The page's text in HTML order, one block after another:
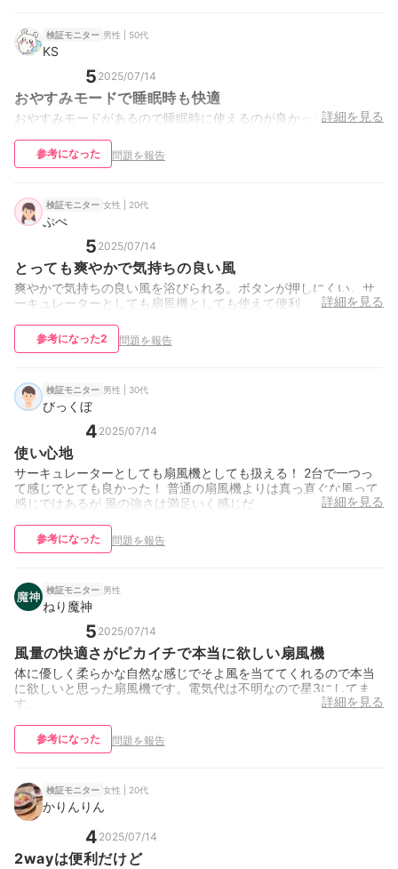
検証モニター 男性 | 50代
KS
5 2025/07/14
おやすみモードで睡眠時も快適
おやすみモードがあるので睡眠時に使えるのが良かった。詳細を見る
参考になった 問題を報告
検証モニター 女性 | 20代
ぷぺ
5 2025/07/14
とっても爽やかで気持ちの良い風
爽やかで気持ちの良い風を浴びられる。ボタンが押しにくい。サ
ーキュレーターとしても扇風機としても使えて便利
詳細を見る
参考になった2 問題を報告
検証モニター 男性 | 30代
びっくぼ
4 2025/07/14
使い心地
サーキュレーターとしても扇風機としても扱える！ 2台で一つっ
て感じでとても良かった！ 普通の扇風機よりは真っ直ぐな風って
感じではあるが 風の強さは満足いく感じだ
詳細を見る
参考になった 問題を報告
検証モニター 男性
ねり魔神
5 2025/07/14
風量の快適さがピカイチで本当に欲しい扇風機
体に優しく柔らかな自然な感じでそよ風を当ててくれるので本当
に欲しいと思った扇風機です。電気代は不明なので星3にしてま
す。
詳細を見る
参考になった 問題を報告
検証モニター 女性 | 20代
かりんりん
4 2025/07/14
2wayは便利だけど